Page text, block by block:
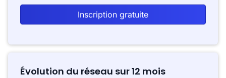
Inscription gratuite
Évolution du réseau sur 12 mois